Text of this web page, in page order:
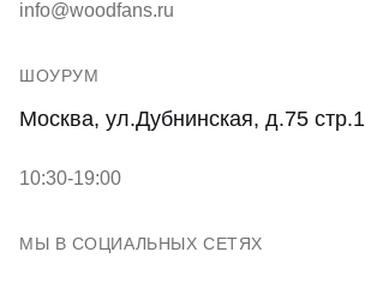
info@woodfans.ru
ШОУРУМ
Москва, ул.Дубнинская, д.75 стр.1
10:30-19:00
МЫ В СОЦИАЛЬНЫХ СЕТЯХ